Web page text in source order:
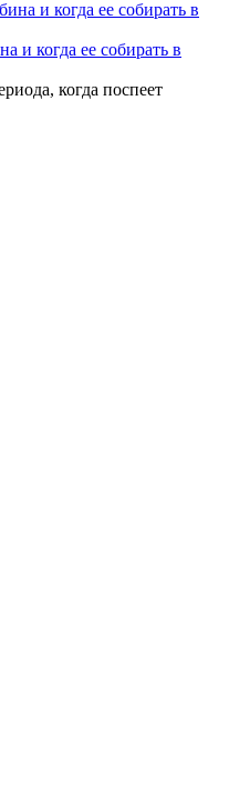
и когда ее собирать в
когда поспеет